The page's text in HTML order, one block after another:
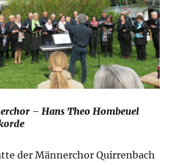
– Hans Theo Hombeuel
der Männerchor Quirrenbach